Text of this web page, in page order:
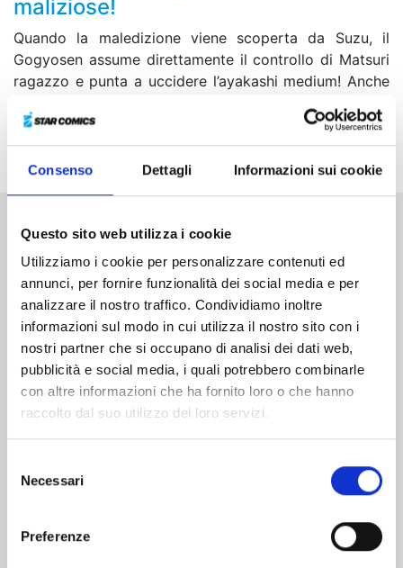
Consenso Dettagli Informazioni sui cookie
Questo sito web utilizza i cookie
Utilizziamo i cookie per personalizzare contenuti ed
annunci, per fornire funzionalità dei social media e per
analizzare il nostro traffico. Condividiamo inoltre
informazioni sul modo in cui utilizza il nostro sito con i
nostri partner che si occupano di analisi dei dati web,
pubblicità e social media, i quali potrebbero combinarle
con altre informazioni che ha fornito loro o che hanno
raccolto dal suo utilizzo dei loro servizi.
delNecessari
Preferenze
maliziose!
Quando la maledizione viene scoperta da Suzu, il
Gogyosen assume direttamente il controllo di Matsuri
ragazzo e punta a uccidere l’ayakashi medium! Anche
non poter tornare a essere un maschio, Matsuri è
determinato a non tirarsi indietro!
Altri volumi della serie